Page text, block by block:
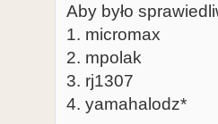
Aby było
1. micromax
2. mpolak
3. rj1307
4. yamahalodz*